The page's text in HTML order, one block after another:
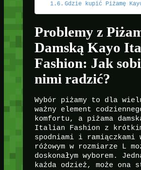
Gdzie kupić Piżamę
Problemy z
Damską Kayo
Fashion: Jak
nimi radzić?
Wybór piżamy to dla
ważny element
komfortu, a piżama
Italian Fashion z
spodniami i ramiączkami
różowym w rozmiarze L
doskonałym wyborem.
każda odzież, może ona